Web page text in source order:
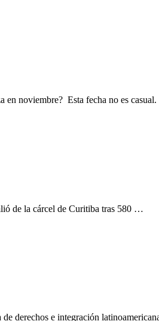
en noviembre? Esta fecha no es
de la cárcel de Curitiba tras 580 …
derechos e integración